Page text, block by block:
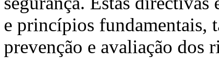
e princípios fundamentais,
prevenção e avaliação dos